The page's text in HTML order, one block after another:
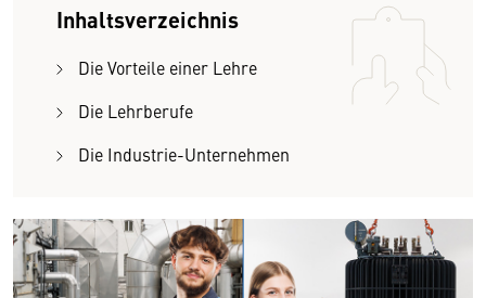
Inhaltsverzeichnis
Die Vorteile einer Lehre
Die Lehrberufe
Die Industrie-Unternehmen